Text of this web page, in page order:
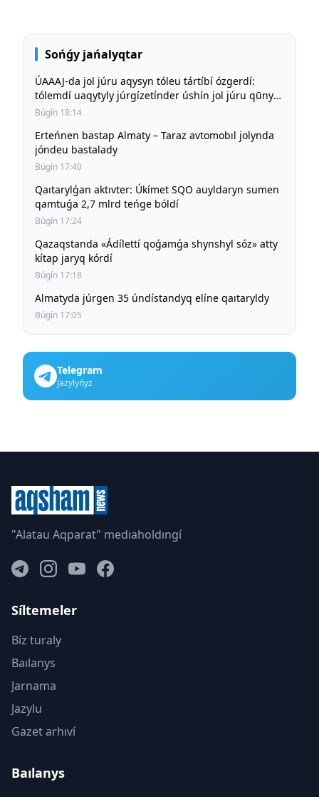
Sońǵy jańalyqtar
ÚAAAJ-da jol júru aqysyn tóleu tártíbí ózgerdí:
tólemdí uaqytyly júrgízetínder úshín jol júru qūny
būrynǵy deńgeıde saqtalady
Búgín 18:14
Erteńnen bastap Almaty – Taraz avtomobıl jolynda
jóndeu bastalady
Búgín 17:40
Qaıtarylǵan aktıvter: Úkímet SQO auyldaryn sumen
qamtuǵa 2,7 mlrd teńge bóldí
Búgín 17:24
Qazaqstanda «Ádílettí qoǵamǵa shynshyl sóz» atty
kítap jaryq kórdí
Búgín 17:18
Almatyda júrgen 35 úndístandyq elíne qaıtaryldy
Búgín 17:05
Telegram
Jazylyńyz
"Alatau Aqparat" medıaholdıngí
Síltemeler
Bíz turaly
Baılanys
Jarnama
Jazylu
Gazet arhıví
Baılanys